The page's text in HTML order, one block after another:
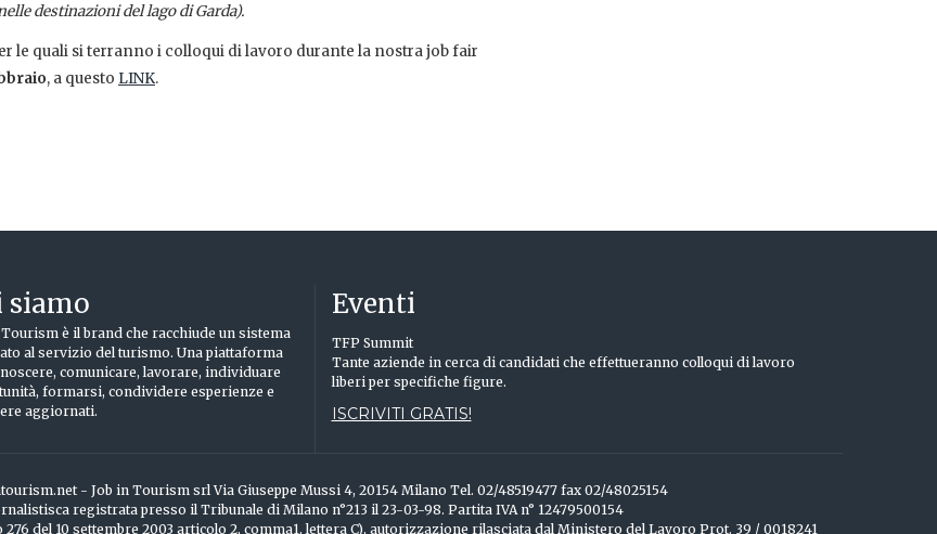
destinazioni del lago di Garda).
le quali si terranno i colloqui di lavoro durante la nostra job fair
, a questo LINK.
siamo
è il brand che racchiude un sistema
al servizio del turismo. Una piattaforma
comunicare, lavorare, individuare
formarsi, condividere esperienze e
aggiornati.
Eventi
TFP Summit
Tante aziende in cerca di candidati che effettueranno colloqui di lavoro
liberi per specifiche figure.
ISCRIVITI GRATIS!
- Job in Tourism srl Via Giuseppe Mussi 4, 20154 Milano Tel. 02/48519477 fax 02/48025154
registrata presso il Tribunale di Milano n°213 il 23-03-98. Partita IVA n° 12479500154
del 10 settembre 2003 articolo 2, comma1, lettera C), autorizzazione rilasciata dal Ministero del Lavoro Prot. 39 / 0018241